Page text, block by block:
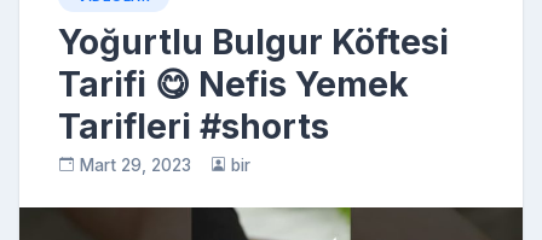
Yoğurtlu Bulgur Köftesi
Tarifi 😋 Nefis Yemek
Tarifleri #shorts
Mart 29, 2023 bir